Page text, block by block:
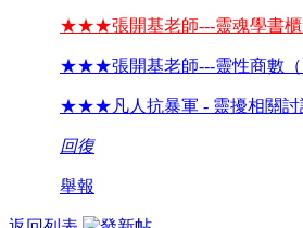
★★★張開基老師---靈魂學書
★★★張開基老師---靈性商數
★★★凡人抗暴軍 - 靈擾相關
回復
舉報